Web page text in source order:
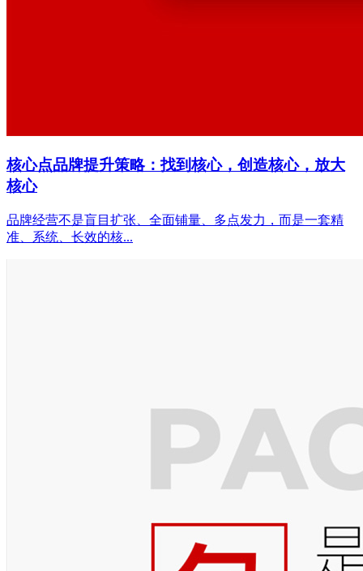
核心点品牌提升策略：找到核心，创造核心，放大
核心
品牌经营不是盲目扩张、全面铺量、多点发力，而是一套精
准、系统、长效的核...